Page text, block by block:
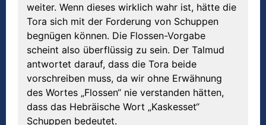
weiter. Wenn dieses wirklich wahr ist, hätte die
Tora sich mit der Forderung von Schuppen
begnügen können. Die Flossen-Vorgabe
scheint also überflüssig zu sein. Der Talmud
antwortet darauf, dass die Tora beide
vorschreiben muss, da wir ohne Erwähnung
des Wortes „Flossen“ nie verstanden hätten,
dass das Hebräische Wort „Kaskesset“
Schuppen bedeutet.